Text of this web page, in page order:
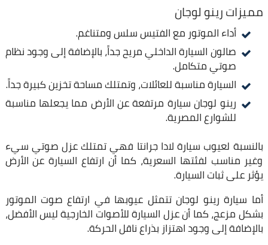
مميزات رينو لوجان
أداء الموتور مع الفتيس سلس ومتناغم.
صالون السيارة الداخلي مريح جداً، بالإضافة إلى وجود نظام
صوتي متكامل.
السيارة مناسبة للعائلات، وتمتلك مساحة تخزين كبيرة جداً.
رينو لوجان سيارة مرتفعة عن الأرض مما يجعلها مناسبة
للشوارع المصرية.
بالنسبة لعيوب سيارة لادا جرانتا فهي تمتلك عزل صوتي سيء
وغير مناسب لفئتها السعرية، كما أن ارتفاع السيارة عن الأرض
يؤثر على ثبات السيارة.
أما سيارة رينو لوجان تتمثل عيوبها في ارتفاع صوت الموتور
بشكل مزعج، كما أن عزل السيارة للأصوات الخارجية ليس الأفضل،
بالإضافة إلى وجود اهتزاز بذراع ناقل الحركة.